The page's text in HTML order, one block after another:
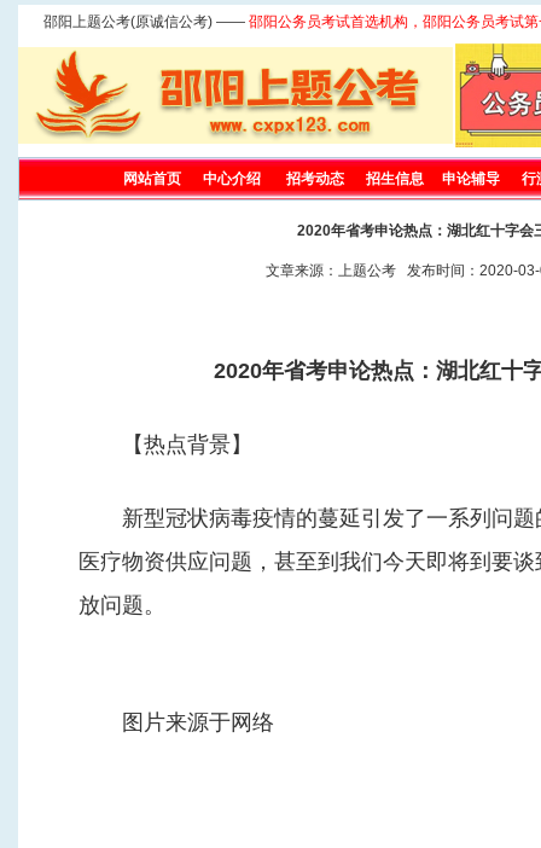
邵阳上题公考(原诚信公考) —— 邵阳公务员考试首选机构，邵阳公务员考试
网站首页 中心介绍 招考动态 招生信息 申论辅导 行
2020年省考申论热点：湖北红十字会
文章来源：上题公考 发布时间：2020-
2020年省考申论热点：湖北红十
【热点背景】
新型冠状病毒疫情的蔓延引发了一系列问题
医疗物资供应问题，甚至到我们今天即将到要
放问题。
图片来源于网络